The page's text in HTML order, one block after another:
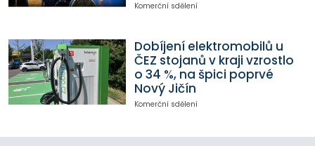
Komerční sdělení
Dobíjení elektromobilů u
ČEZ stojanů v kraji vzrostlo
o 34 %, na špici poprvé
Nový Jičín
Komerční sdělení